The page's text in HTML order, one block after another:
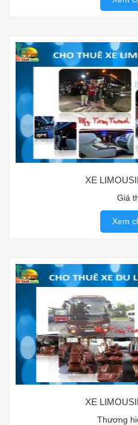
XE
Giá
Xem
XE
Thương